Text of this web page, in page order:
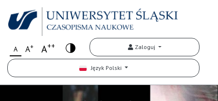
A A+ A++ Zaloguj
Język Polski